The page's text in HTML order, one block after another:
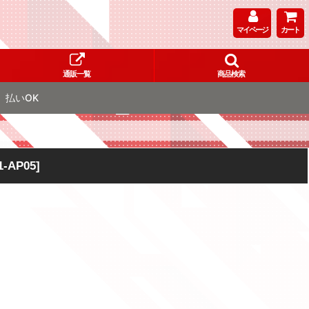
マイページ カート
通販一覧 商品検索
払いOK
AP05]